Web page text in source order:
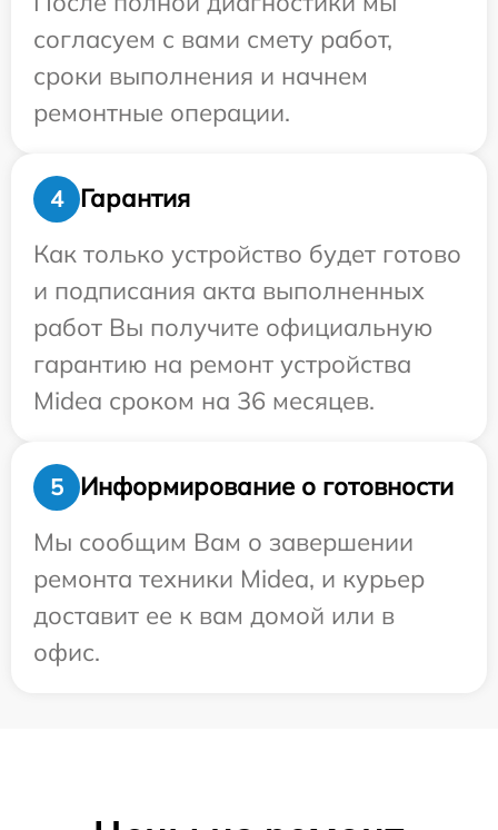
согласуем с вами смету работ,
сроки выполнения и начнем
ремонтные операции.
4
Гарантия
Как только устройство будет готово
и подписания акта выполненных
работ Вы получите официальную
гарантию на ремонт устройства
Midea сроком на 36 месяцев.
5
Информирование о готовности
Мы сообщим Вам о завершении
ремонта техники Midea, и курьер
доставит ее к вам домой или в
офис.